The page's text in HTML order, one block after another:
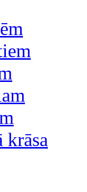
krāsa